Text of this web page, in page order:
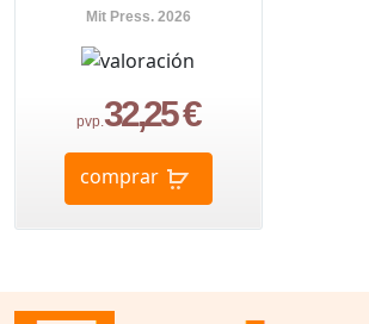
Mit Press. 2026
pvp.32,25 €
comprar